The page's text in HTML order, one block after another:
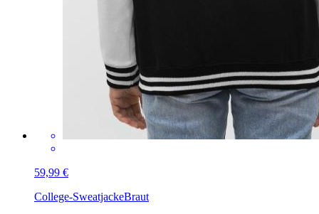
59,99 €
College-SweatjackeBraut